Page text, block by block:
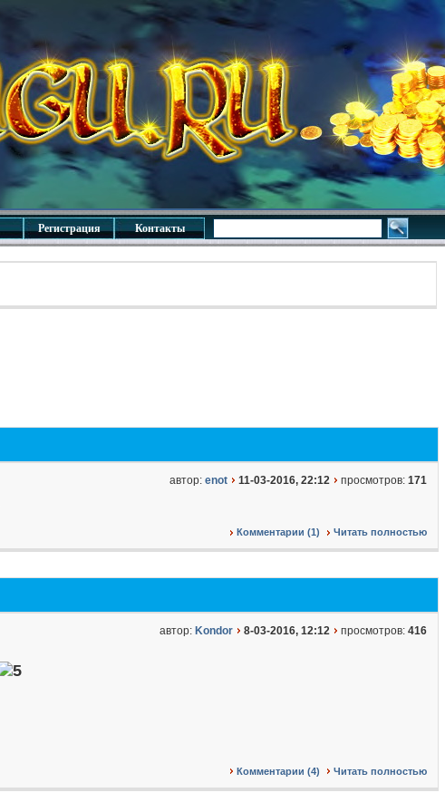
Регистрация Контакты
автор: enot 11-03-2016, 22:12 просмотров: 171
Комментарии (1) Читать полностью
автор: Kondor 8-03-2016, 12:12 просмотров: 416
Комментарии (4) Читать полностью